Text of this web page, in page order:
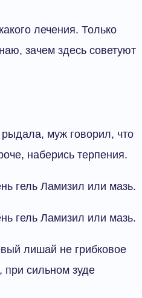
лечения. Только
зачем здесь советуют
муж говорил, что
наберись терпения.
гель Ламизил или мазь.
гель Ламизил или мазь.
лишай не грибковое
при сильном зуде